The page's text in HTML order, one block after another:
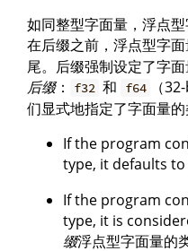
如同整型字面量，浮点
在后缀之前，浮点型字
尾。后缀强制设定了字
后缀： f32 和 f64
（
们显式地指定了字面量的
If the program
type, it defaults to
If the program
type, it is
缀浮点型字面量的